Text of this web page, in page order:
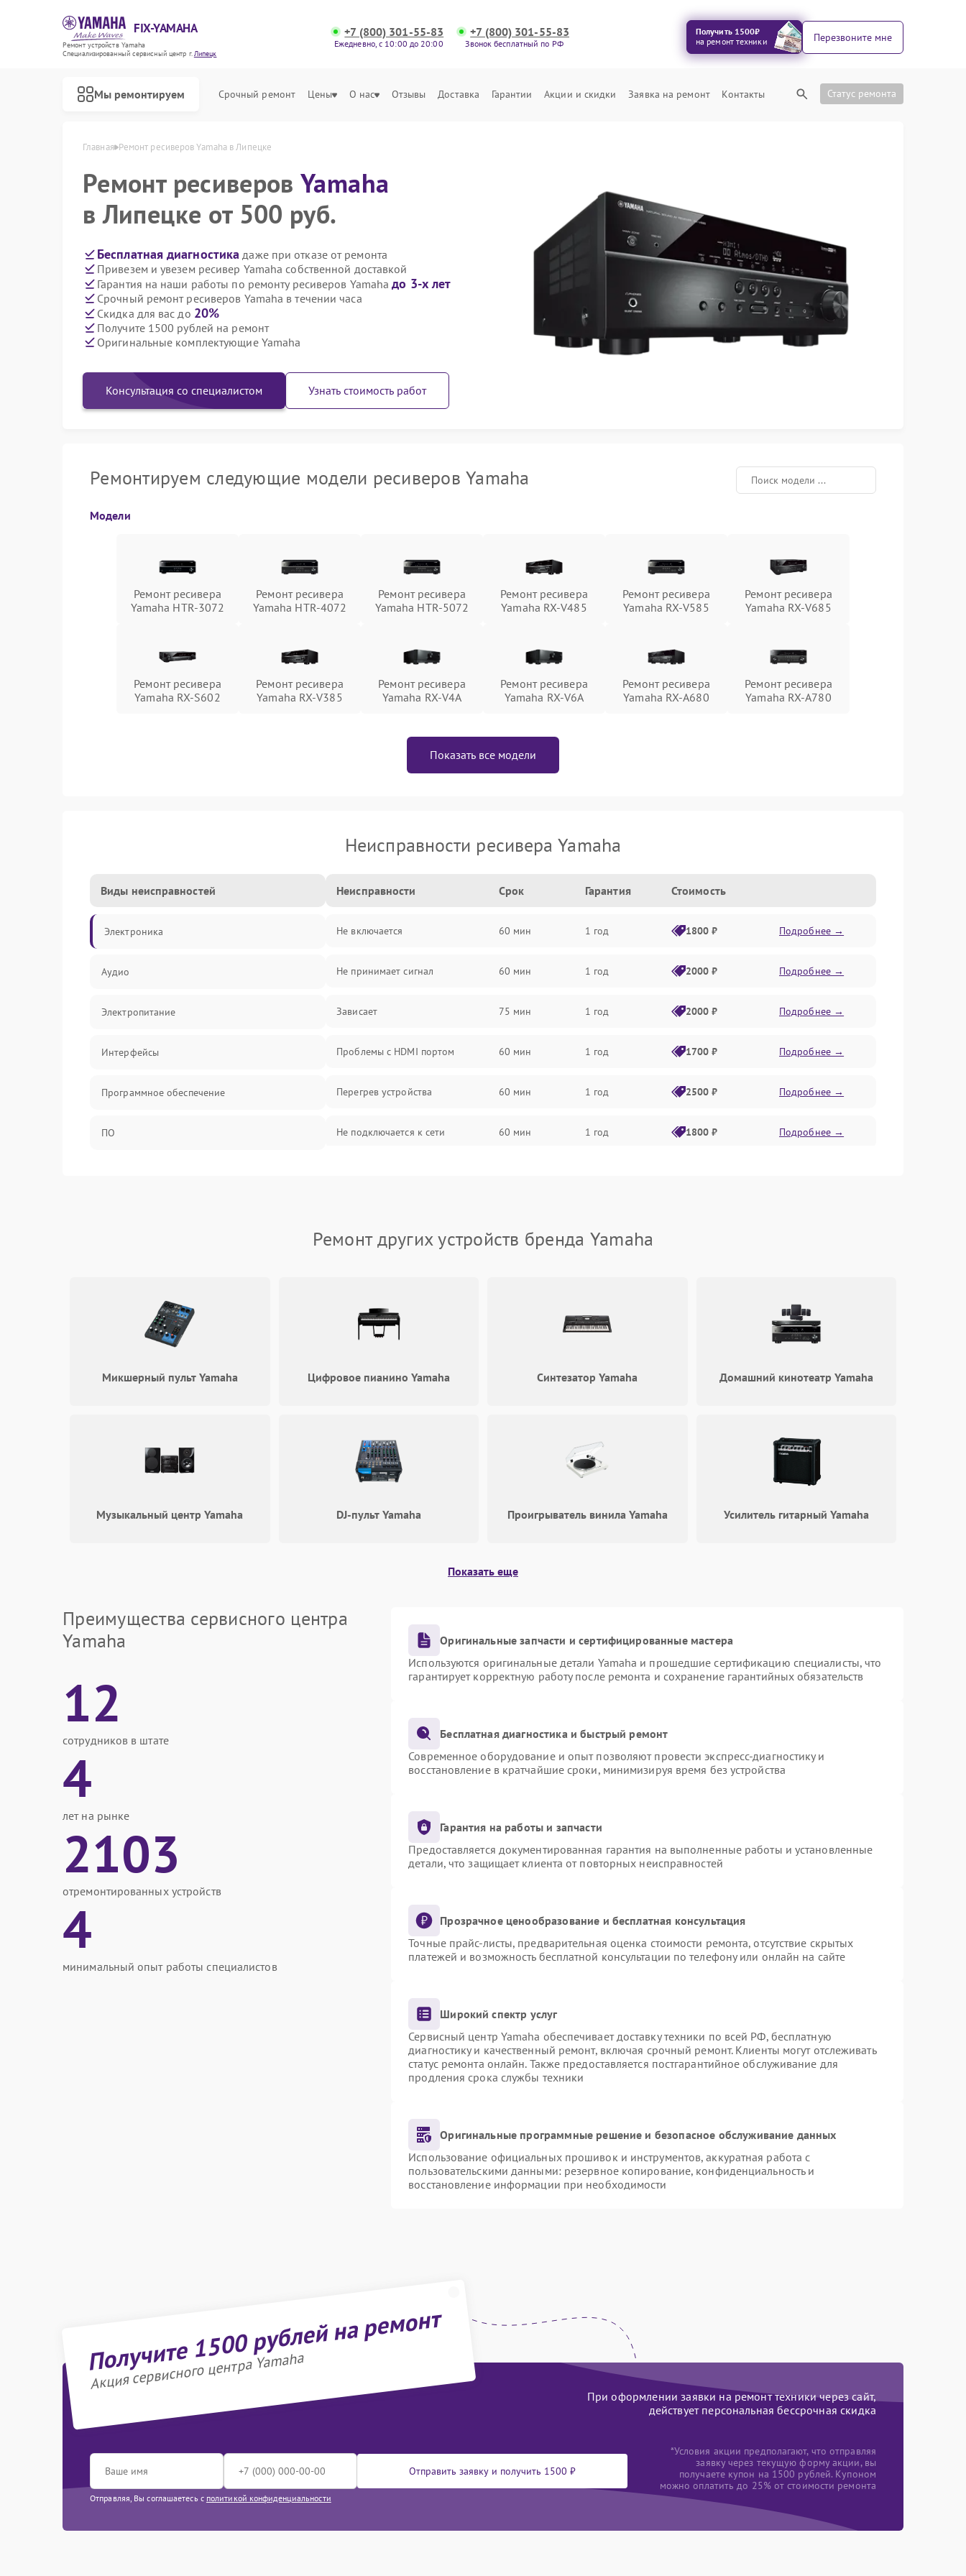
FIX-YAMAHA
Ремонт устройств Yamaha
Специализированный cервисный центр г.Липецк
+7 (800) 301-55-83
Ежедневно, с 10:00 до 20:00
+7 (800) 301-55-83
Звонок бесплатный по РФ
Получить 1500₽
на ремонт техники
Перезвоните мне
Мы ремонтируем Срочный ремонт Цены О нас Отзывы Доставка Гарантии Акции и скидки Заявка на ремонт Контакты Статус ремонта
Главная Ремонт ресиверов Yamaha в Липецке
Ремонт ресиверовYamaha
в Липецке от 500 руб.
Бесплатная диагностика даже при отказе от ремонта
Привезем и увезем ресивер Yamaha собственной доставкой
Гарантия на наши работы по ремонту ресиверов Yamahaдо 3-х лет
Срочный ремонт ресиверов Yamaha в течении часа
Скидка для вас до 20%
Получите 1500 рублей на ремонт
Оригинальные комплектующие Yamaha
Консультация со специалистом Узнать стоимость работ
Ремонтируем следующие модели ресиверов Yamaha
Модели
Ремонт ресивера
Yamaha HTR-3072
Ремонт ресивера
Yamaha HTR-4072
Ремонт ресивера
Yamaha HTR-5072
Ремонт ресивера
Yamaha RX-V485
Ремонт ресивера
Yamaha RX-V585
Ремонт ресивера
Yamaha RX-V685
Ремонт ресивера
Yamaha RX-S602
Ремонт ресивера
Yamaha RX-V385
Ремонт ресивера
Yamaha RX-V4A
Ремонт ресивера
Yamaha RX-V6A
Ремонт ресивера
Yamaha RX-A680
Ремонт ресивера
Yamaha RX-A780
Показать все модели
Неисправности ресивера Yamaha
Виды неисправностей
Электроника
Аудио
Электропитание
Интерфейсы
Программное обеспечение
ПО
Неисправности Срок Гарантия Стоимость
Не включается 60 мин 1 год 1800 ₽ Подробнее →
Не принимает сигнал 60 мин 1 год 2000 ₽ Подробнее →
Зависает 75 мин 1 год 2000 ₽ Подробнее →
Проблемы с HDMI портом 60 мин 1 год 1700 ₽ Подробнее →
Перегрев устройства 60 мин 1 год 2500 ₽ Подробнее →
Не подключается к сети 60 мин 1 год 1800 ₽ Подробнее →
Не работает выход на телевизор
Ремонт других устройств бренда Yamaha
Микшерный пульт Yamaha Цифровое пианино Yamaha Синтезатор Yamaha Домашний кинотеатр Yamaha
Музыкальный центр Yamaha DJ-пульт Yamaha Проигрыватель винила Yamaha Усилитель гитарный Yamaha
Показать еще
Преимущества сервисного центра
Yamaha
12
сотрудников в штате
4
лет на рынке
2103
отремонтированных устройств
4
минимальный опыт работы специалистов
Оригинальные запчасти и сертифицированные мастера
Используются оригинальные детали Yamaha и прошедшие сертификацию специалисты, что
гарантирует корректную работу после ремонта и сохранение гарантийных обязательств
Бесплатная диагностика и быстрый ремонт
Современное оборудование и опыт позволяют провести экспресс-диагностику и
восстановление в кратчайшие сроки, минимизируя время без устройства
Гарантия на работы и запчасти
Предоставляется документированная гарантия на выполненные работы и установленные
детали, что защищает клиента от повторных неисправностей
Прозрачное ценообразование и бесплатная консультация
Точные прайс-листы, предварительная оценка стоимости ремонта, отсутствие скрытых
платежей и возможность бесплатной консультации по телефону или онлайн на сайте
Широкий спектр услуг
Сервисный центр Yamaha обеспечивает доставку техники по всей РФ, бесплатную
диагностику и качественный ремонт, включая срочный ремонт. Клиенты могут отслеживать
статус ремонта онлайн. Также предоставляется постгарантийное обслуживание для
продления срока службы техники
Оригинальные программные решение и безопасное обслуживание данных
Использование официальных прошивок и инструментов, аккуратная работа с
пользовательскими данными: резервное копирование, конфиденциальность и
восстановление информации при необходимости
Получите 1500 рублей на ремонт
Акция сервисного центра Yamaha
При оформлении заявки на ремонт техники через сайт,
действует персональная бессрочная скидка
Отправить заявку и получить 1500 ₽
Отправляя, Вы соглашаетесь с политикой конфиденциальности
*Условия акции предполагают, что отправляя
заявку через текущую форму акции, вы
получаете купон на 1500 рублей. Купоном
можно оплатить до 25% от стоимости ремонта